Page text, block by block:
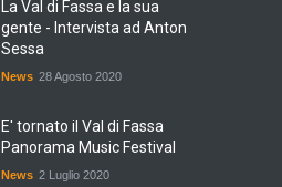
gente - Intervista ad Anton
Sessa
News 28 Agosto 2020
Panorama Music Festival
News 2 Luglio 2020